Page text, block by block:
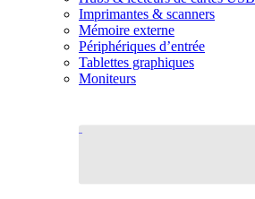
Imprimantes & scanners
Mémoire externe
Périphériques d’entrée
Tablettes graphiques
Moniteurs